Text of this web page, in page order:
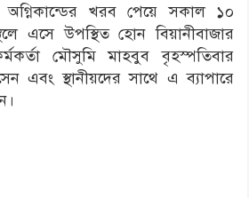
অগ্নিকান্ডের খরব পেয়ে সকাল ১০
এসে উপস্থিত হোন বিয়ানীবাজার
মৌসুমি মাহবুব বৃহস্পতিবার
এবং স্থানীয়দের সাথে এ ব্যাপারে